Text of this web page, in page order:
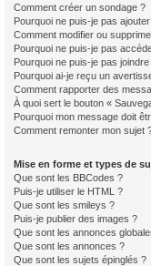
Comment créer un sondage ?
Pourquoi ne puis-je pas
Comment modifier ou
Pourquoi ne puis-je pas
Pourquoi ne puis-je pas
Pourquoi ai-je reçu un
Comment rapporter des
À quoi sert le bouton «
Pourquoi mon message doit
Comment remonter mon sujet
Mise en forme et types de
Que sont les BBCodes ?
Puis-je utiliser le HTML ?
Que sont les smileys ?
Puis-je publier des images ?
Que sont les annonces
Que sont les annonces ?
Que sont les sujets épinglés ?